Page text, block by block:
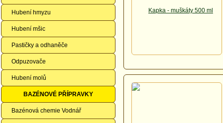
Hubení hmyzu
Hubení mšic
Pastičky a odhaněče
Odpuzovače
Hubení molů
BAZÉNOVÉ PŘÍPRAVKY
Bazénová chemie Vodnář